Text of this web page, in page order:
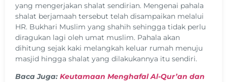
yang mengerjakan shalat sendirian. Mengenai pahala
shalat berjamaah tersebut telah disampaikan melalui
HR. Bukhari Muslim yang shahih sehingga tidak perlu
diragukan lagi oleh umat muslim. Pahala akan
dihitung sejak kaki melangkah keluar rumah menuju
masjid hingga shalat yang dilakukannya itu sendiri.
Baca Juga: Keutamaan Menghafal Al-Qur’an dan